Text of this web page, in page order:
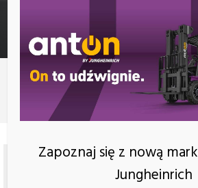
Produkty
ELEKTRYCZNY WÓZEK
Zapoznaj się z nową
Jungheinrich